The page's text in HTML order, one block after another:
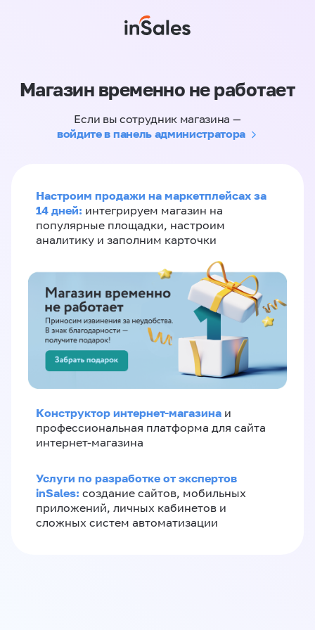
Магазин временно не работает
Если вы сотрудник магазина —
войдите в панель администратора
Настроим продажи на маркетплейсах за
14 дней: интегрируем магазин на
популярные площадки, настроим
аналитику и заполним карточки
Конструктор интернет-магазина и
профессиональная платформа для сайта
интернет-магазина
Услуги по разработке от экспертов
inSales: создание сайтов, мобильных
приложений, личных кабинетов и
сложных систем автоматизации